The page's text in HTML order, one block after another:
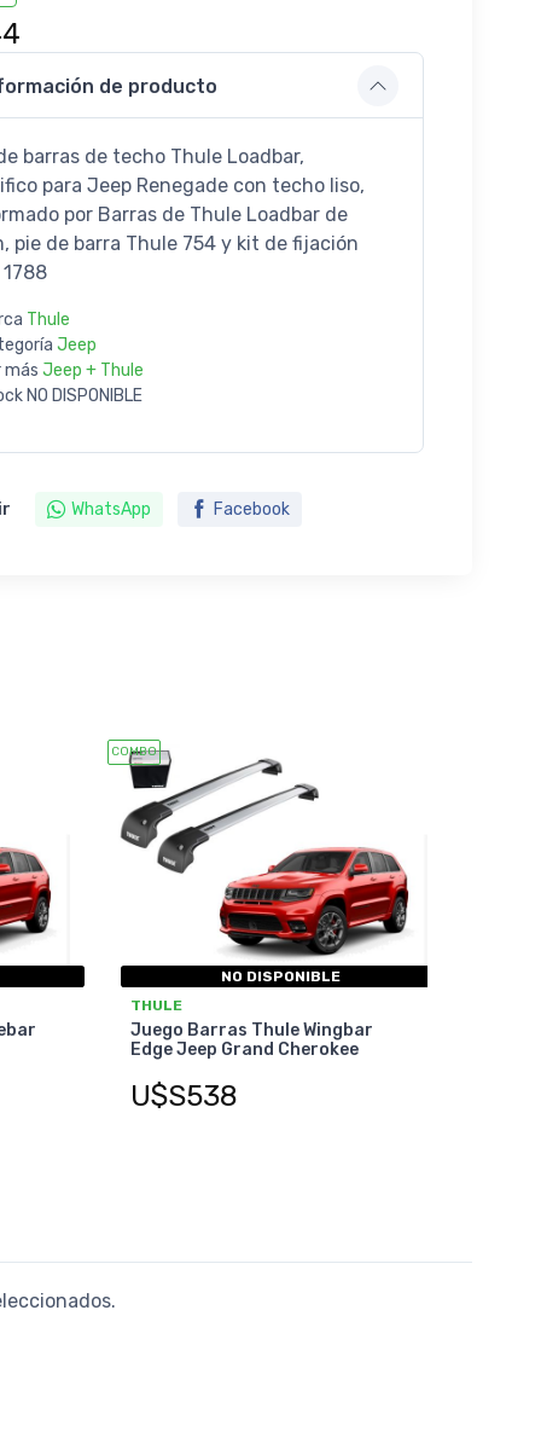
de producto
barras de techo Thule Loadbar,
para Jeep Renegade con techo liso,
por Barras de Thule Loadbar de
pie de barra Thule 754 y kit de fijación
Thule
Jeep
más Jeep + Thule
NO DISPONIBLE
WhatsApp Facebook
COMBO
NO DISPONIBLE
THULE
Juego Barras Thule Wingbar
Edge Jeep Grand Cherokee
U$S538